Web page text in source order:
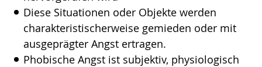
Diese Situationen oder Objekte werden
charakteristischerweise gemieden oder mit
ausgeprägter Angst ertragen.
Phobische Angst ist subjektiv, physiologisch